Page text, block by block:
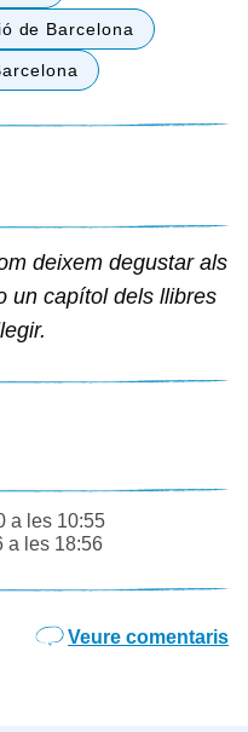
de Barcelona
deixem degustar als
un capítol dels llibres
a les 10:55
a les 18:56
Veure comentaris